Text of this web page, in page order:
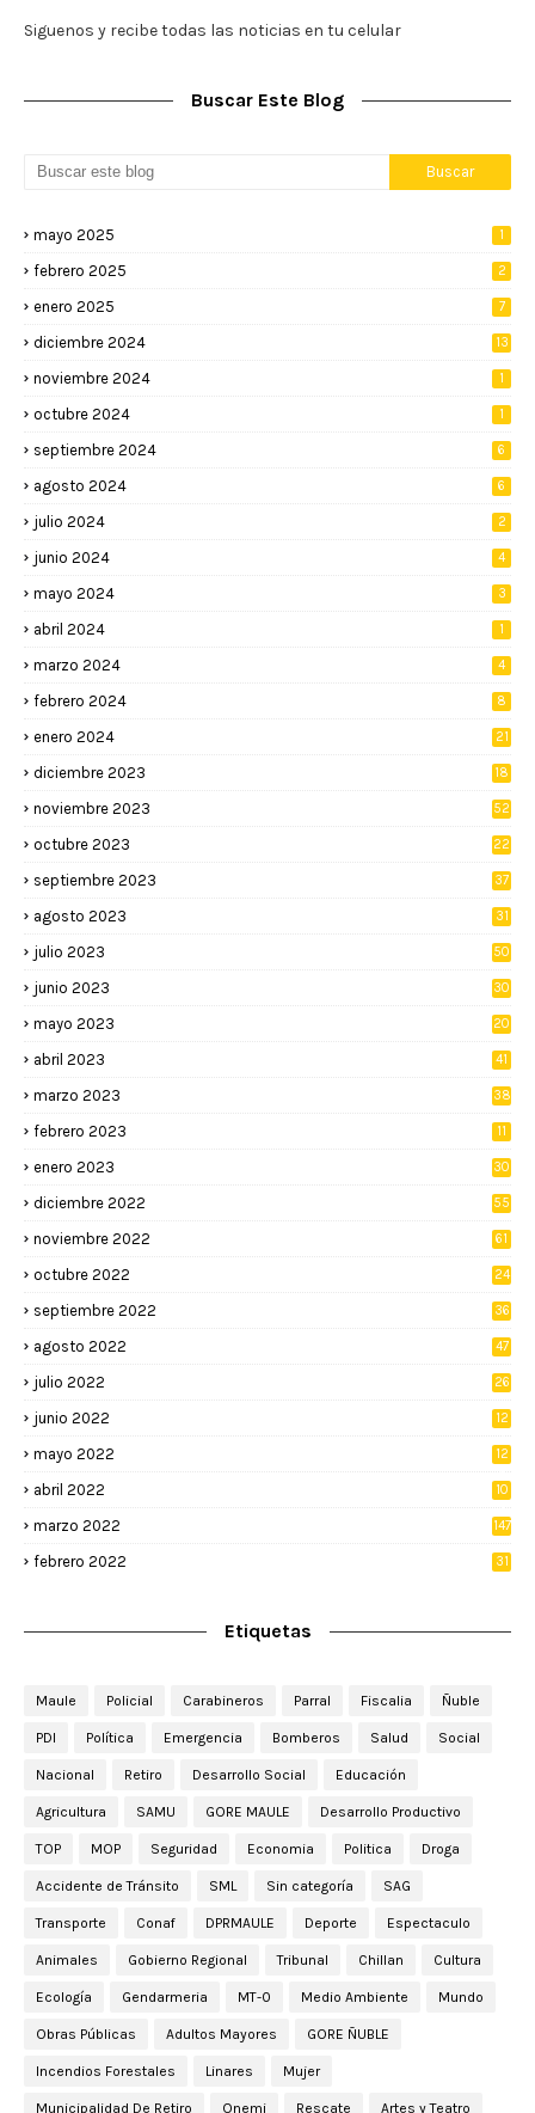
Siguenos y recibe todas las noticias en tu celular
Buscar Este Blog
mayo 2025 1
febrero 2025 2
enero 2025 7
diciembre 2024 13
noviembre 2024 1
octubre 2024 1
septiembre 2024 6
agosto 2024 6
julio 2024 2
junio 2024 4
mayo 2024 3
abril 2024 1
marzo 2024 4
febrero 2024 8
enero 2024 21
diciembre 2023 18
noviembre 2023 52
octubre 2023 22
septiembre 2023 37
agosto 2023 31
julio 2023 50
junio 2023 30
mayo 2023 20
abril 2023 41
marzo 2023 38
febrero 2023 11
enero 2023 30
diciembre 2022 55
noviembre 2022 61
octubre 2022 24
septiembre 2022 36
agosto 2022 47
julio 2022 26
junio 2022
12
mayo 2022
12
abril 2022
10
marzo 2022 147
febrero 2022 31
Etiquetas
Maule Policial Carabineros Parral Fiscalia Ñuble
PDI Política Emergencia Bomberos Salud Social
Nacional Retiro Desarrollo Social Educación
Agricultura SAMU GORE MAULE Desarrollo Productivo
TOP MOP Seguridad Economia Politica Droga
Accidente de Tránsito SML Sin categoría SAG
Transporte Conaf DPRMAULE Deporte Espectaculo
Animales Gobierno Regional Tribunal Chillan Cultura
Ecología Gendarmeria MT-0 Medio Ambiente Mundo
Obras Públicas Adultos Mayores GORE ÑUBLE
Incendios Forestales Linares Mujer
Municipalidad De Retiro Onemi Rescate Artes y Teatro